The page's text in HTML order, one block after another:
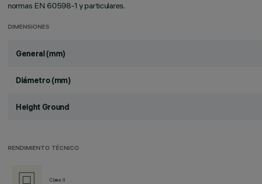
normas EN 60598-1 y particulares.
DIMENSIONES
General (mm)
Diámetro (mm)
Height Ground
RENDIMIENTO TÉCNICO
Class II